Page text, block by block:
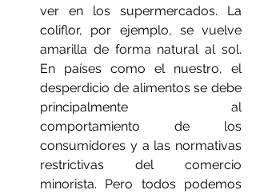
ver en los supermercados. La
coliflor, por ejemplo, se vuelve
amarilla de forma natural al sol.
En países como el nuestro, el
desperdicio de alimentos se debe
principalmente al
comportamiento de los
consumidores y a las normativas
restrictivas del comercio
minorista. Pero todos podemos